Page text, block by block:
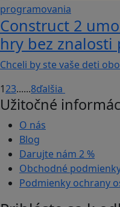
Construct 2
hry bez znalosti
Chceli by ste vaše deti
123......8ďalšia
Užitočné
O nás
Blog
Darujte nám 2 %
Obchodné
Podmienky ochrany